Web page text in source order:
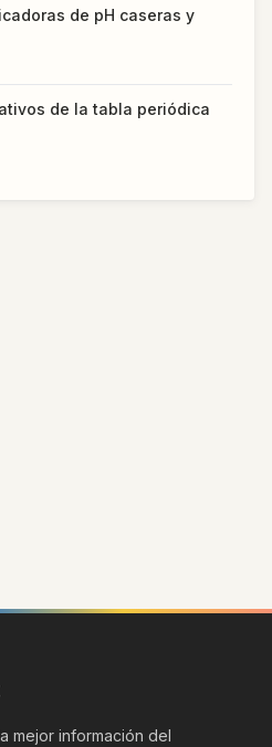
de pH caseras y
de la tabla periódica
mejor información del